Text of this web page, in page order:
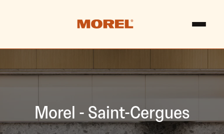
Morel - Saint-Cergues